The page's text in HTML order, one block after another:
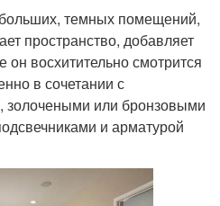
темных помещений,
пространство, добавляет
он восхитительно смотрится
в сочетании с
золочеными или бронзовыми
и арматурой